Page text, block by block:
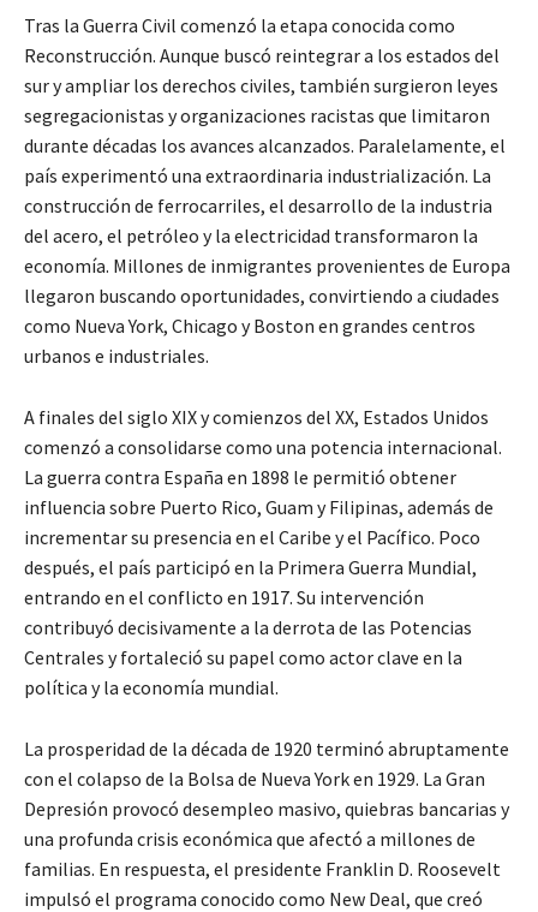
Tras la Guerra Civil comenzó la etapa conocida como
Reconstrucción. Aunque buscó reintegrar a los estados del
sur y ampliar los derechos civiles, también surgieron leyes
segregacionistas y organizaciones racistas que limitaron
durante décadas los avances alcanzados. Paralelamente, el
país experimentó una extraordinaria industrialización. La
construcción de ferrocarriles, el desarrollo de la industria
del acero, el petróleo y la electricidad transformaron la
economía. Millones de inmigrantes provenientes de Europa
llegaron buscando oportunidades, convirtiendo a ciudades
como Nueva York, Chicago y Boston en grandes centros
urbanos e industriales.
A finales del siglo XIX y comienzos del XX, Estados Unidos
comenzó a consolidarse como una potencia internacional.
La guerra contra España en 1898 le permitió obtener
influencia sobre Puerto Rico, Guam y Filipinas, además de
incrementar su presencia en el Caribe y el Pacífico. Poco
después, el país participó en la Primera Guerra Mundial,
entrando en el conflicto en 1917. Su intervención
contribuyó decisivamente a la derrota de las Potencias
Centrales y fortaleció su papel como actor clave en la
política y la economía mundial.
La prosperidad de la década de 1920 terminó abruptamente
con el colapso de la Bolsa de Nueva York en 1929. La Gran
Depresión provocó desempleo masivo, quiebras bancarias y
una profunda crisis económica que afectó a millones de
familias. En respuesta, el presidente Franklin D. Roosevelt
impulsó el programa conocido como New Deal, que creó